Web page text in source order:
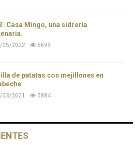
| Casa Mingo, una sidrería
05/2022 6699
de patatas con mejillones en
03/2021 5884